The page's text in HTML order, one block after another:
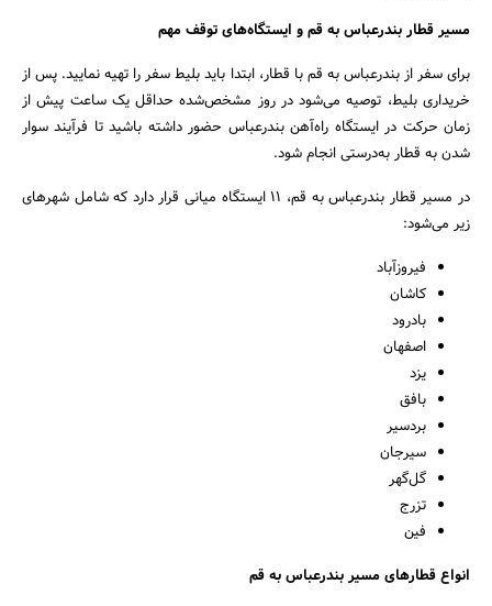
مسیر قطار بندرعباس به قم و ایستگاه‌های توقف مهم
برای سفر از بندرعباس به قم با قطار، ابتدا باید بلیط سفر را تهیه نمایید. پس از
خریداری بلیط، توصیه می‌شود در روز مشخص‌شده حداقل یک ساعت پیش از
زمان حرکت در ایستگاه راه‌آهن بندرعباس حضور داشته باشید تا فرآیند سوار
شدن به قطار به‌درستی انجام شود.
در مسیر قطار بندرعباس به قم، ۱۱ ایستگاه میانی قرار دارد که شامل شهرهای
زیر می‌شود:
فیروزآباد
کاشان
بادرود
اصفهان
یزد
بافق
بردسیر
سیرجان
گل‌گهر
تزرج
فین
انواع قطارهای مسیر بندرعباس به قم